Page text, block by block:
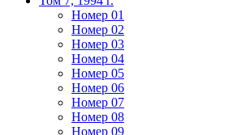
Номер 01
Номер 02
Номер 03
Номер 04
Номер 05
Номер 06
Номер 07
Номер 08
Номер 09